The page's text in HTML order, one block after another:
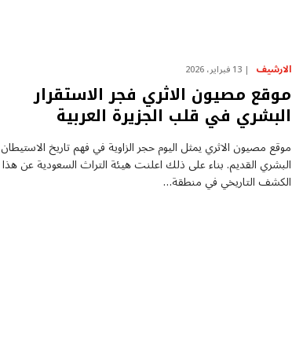
الارشيف 13 فبراير، 2026
موقع مصيون الاثري فجر الاستقرار
البشري في قلب الجزيرة العربية
موقع مصيون الاثري يمثل اليوم حجر الزاوية في فهم تاريخ الاستيطان
البشري القديم. بناء على ذلك اعلنت هيئة التراث السعودية عن هذا
الكشف التاريخي في منطقة…